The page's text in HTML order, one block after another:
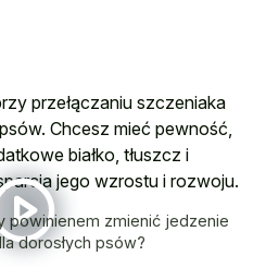
przełączaniu szczeniaka
Chcesz mieć pewność,
białko, tłuszcz i
jego wzrostu i rozwoju.
powinienem zmienić jedzenie
dorosłych psów?